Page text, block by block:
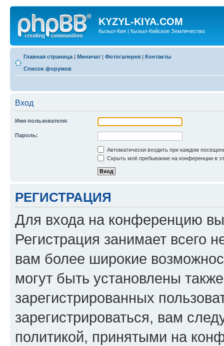
KYZYL-KIYA.COM
Кызыл-Кия | Кызыл-Кийское Землячество
Главная страница | Миничат | Фотогалерея | Контакты
Список форумов
Вход
Имя пользователя:
Пароль:
Автоматически входить при каждом
Скрыть моё пребывание на конференции в
РЕГИСТРАЦИЯ
Для входа на конференцию
Регистрация занимает всего
вам более широкие
могут быть установлены
зарегистрированных
зарегистрироваться, вам
политикой, принятыми на